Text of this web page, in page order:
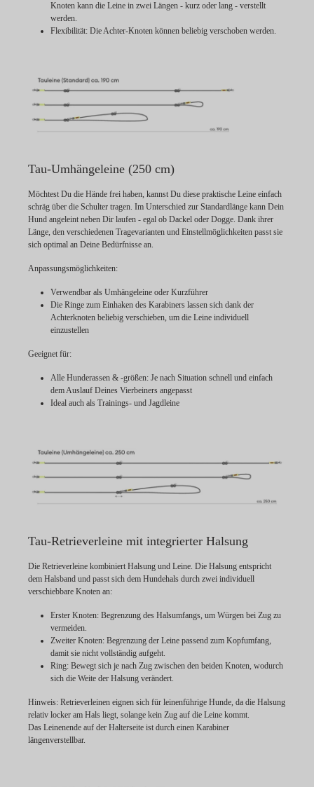
Knoten kann die Leine in zwei Längen - kurz oder lang - verstellt
werden.
Flexibilität: Die Achter-Knoten können beliebig verschoben werden.
Tau-Umhängeleine (250 cm)
Möchtest Du die Hände frei haben, kannst Du diese praktische Leine einfach
schräg über die Schulter tragen. Im Unterschied zur Standardlänge kann Dein
Hund angeleint neben Dir laufen - egal ob Dackel oder Dogge. Dank ihrer
Länge, den verschiedenen Tragevarianten und Einstellmöglichkeiten passt sie
sich optimal an Deine Bedürfnisse an.
Anpassungsmöglichkeiten:
Verwendbar als Umhängeleine oder Kurzführer
Die Ringe zum Einhaken des Karabiners lassen sich dank der
Achterknoten beliebig verschieben, um die Leine individuell
einzustellen
Geeignet für:
Alle Hunderassen & -größen: Je nach Situation schnell und einfach
dem Auslauf Deines Vierbeiners angepasst
Ideal auch als Trainings- und Jagdleine
Tau-Retrieverleine mit integrierter Halsung
Die Retrieverleine kombiniert Halsung und Leine. Die Halsung entspricht
dem Halsband und passt sich dem Hundehals durch zwei individuell
verschiebbare Knoten an:
Erster Knoten: Begrenzung des Halsumfangs, um Würgen bei Zug zu
vermeiden.
Zweiter Knoten: Begrenzung der Leine passend zum Kopfumfang,
damit sie nicht vollständig aufgeht.
Ring: Bewegt sich je nach Zug zwischen den beiden Knoten, wodurch
sich die Weite der Halsung verändert.
Hinweis: Retrieverleinen eignen sich für leinenführige Hunde, da die Halsung
relativ locker am Hals liegt, solange kein Zug auf die Leine kommt.
Das Leinenende auf der Halterseite ist durch einen Karabiner
längenverstellbar.